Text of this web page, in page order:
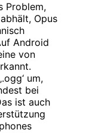
Problem,
Opus
Android
von
um,
bei
ist auch